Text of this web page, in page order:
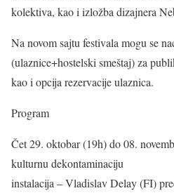
kolektiva, kao i izložba dizajnera
Na novom sajtu festivala mogu se
(ulaznice+hostelski smeštaj) za
kao i opcija rezervacije ulaznica.
Program
Čet 29. oktobar (19h) do 08.
kulturnu dekontaminaciju
instalacija – Vladislav Delay (FI)